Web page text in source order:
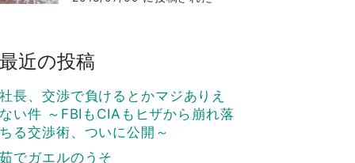
最近の投稿
社長、交渉で負けるとかマジありえ
ない件 ～FBIもCIAもヒザから崩れ落
ちる交渉術、ついに公開～
茹でガエルのうそ